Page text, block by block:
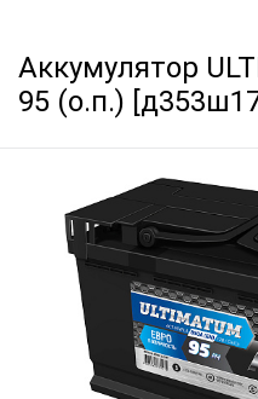
Аккумулятор
95 (о.п.)